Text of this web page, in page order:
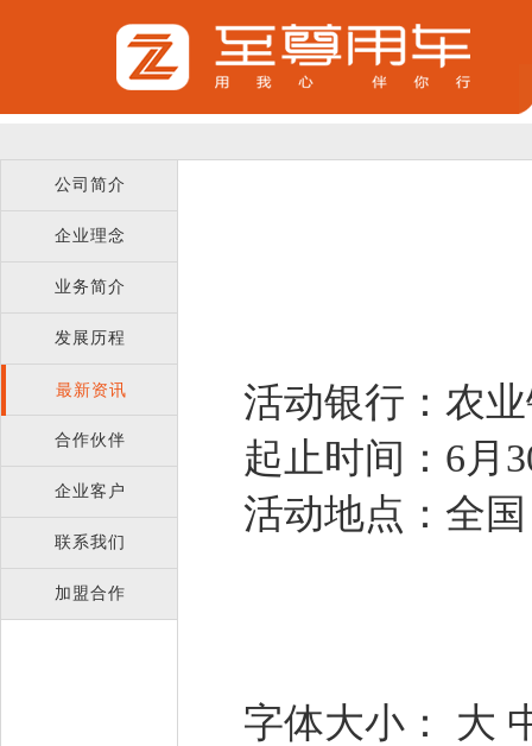
公司简介
企业理念
业务简介
发展历程
最新资讯
合作伙伴
企业客户
联系我们
加盟合作
活动银行：农
起止时间：6月
活动地点：全国
字体大小： 大